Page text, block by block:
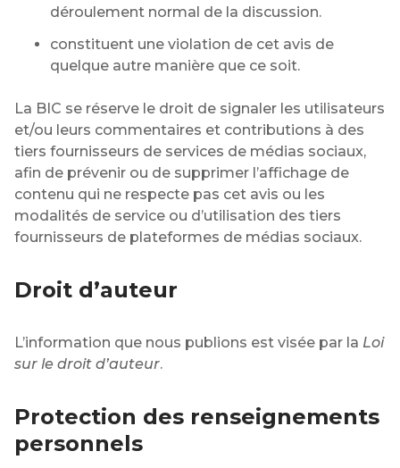
déroulement normal de la discussion.
constituent une violation de cet avis de
quelque autre manière que ce soit.
La BIC se réserve le droit de signaler les utilisateurs
et/ou leurs commentaires et contributions à des
tiers fournisseurs de services de médias sociaux,
afin de prévenir ou de supprimer l’affichage de
contenu qui ne respecte pas cet avis ou les
modalités de service ou d’utilisation des tiers
fournisseurs de plateformes de médias sociaux.
Droit d’auteur
L’information que nous publions est visée par la Loi
sur le droit d’auteur.
Protection des renseignements
personnels